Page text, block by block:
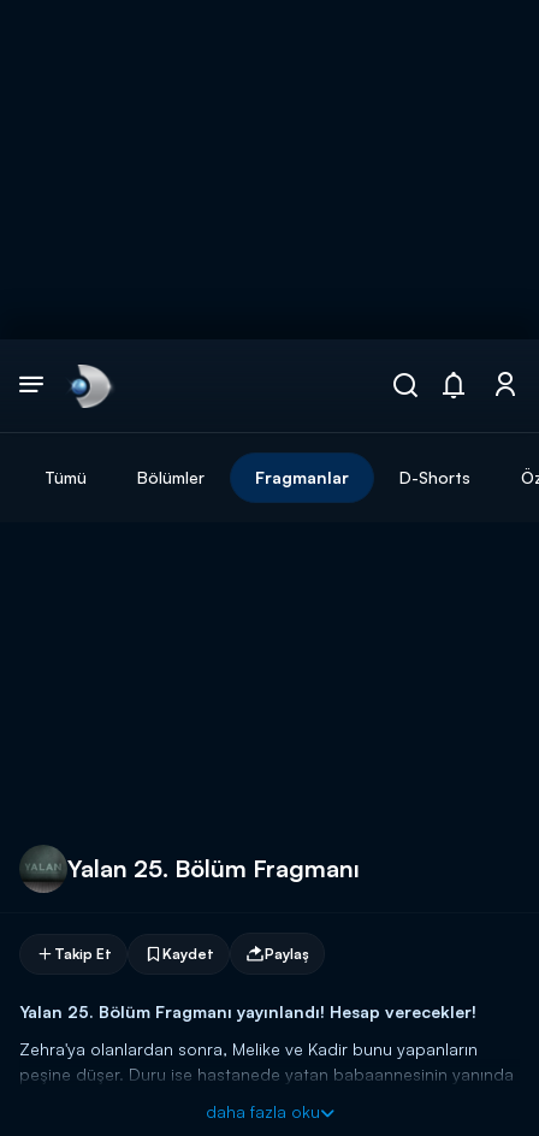
Tümü Bölümler Fragmanlar D-Shorts
Yalan 25. Bölüm Fragmanı
Takip Et Kaydet Paylaş
Yalan 25. Bölüm Fragmanı yayınlandı! Hesap verecekler!
Zehra'ya olanlardan sonra, Melike ve Kadir bunu yapanların
peşine düşer. Duru ise hastanede yatan babaannesinin yanında
daha fazla oku